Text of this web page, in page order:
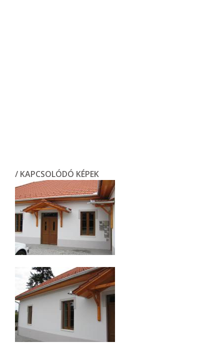
/ KAPCSOLÓDÓ KÉPEK